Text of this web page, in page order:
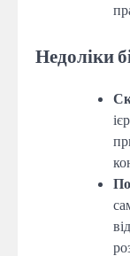
Недоліки